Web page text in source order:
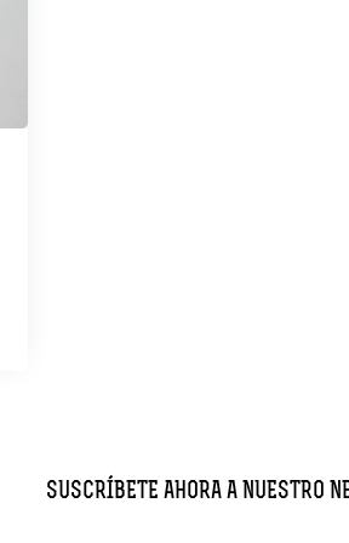
SUSCRÍBETE AHORA A NUESTRO